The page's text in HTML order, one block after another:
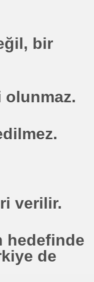
bir
olunmaz.
verilir.
hedefinde
de
.ULTIMATE POWER